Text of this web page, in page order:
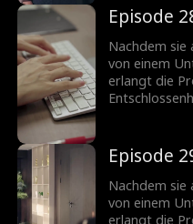
schließlich
Werdegang.
von
gezwungen.
Episode
Nachdem
von einem
erlangt die
schließlich
Werdegang.
von
gezwungen.
Episode
Nachdem
von einem
erlangt die